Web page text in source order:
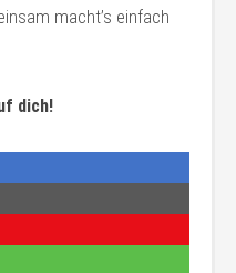
macht’s einfach
dich!